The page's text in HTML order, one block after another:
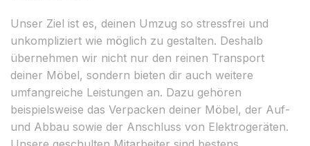
Unser Ziel ist es, deinen Umzug so stressfrei und
unkompliziert wie möglich zu gestalten. Deshalb
übernehmen wir nicht nur den reinen Transport
deiner Möbel, sondern bieten dir auch weitere
umfangreiche Leistungen an. Dazu gehören
beispielsweise das Verpacken deiner Möbel, der Auf-
und Abbau sowie der Anschluss von Elektrogeräten.